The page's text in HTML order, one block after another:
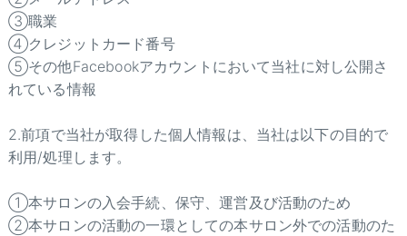
③職業
④クレジットカード番号
⑤その他Facebookアカウントにおいて当社に対し公開さ
れている情報
2.前項で当社が取得した個人情報は、当社は以下の目的で
利用/処理します。
①本サロンの入会手続、保守、運営及び活動のため
②本サロンの活動の一環としての本サロン外での活動のた